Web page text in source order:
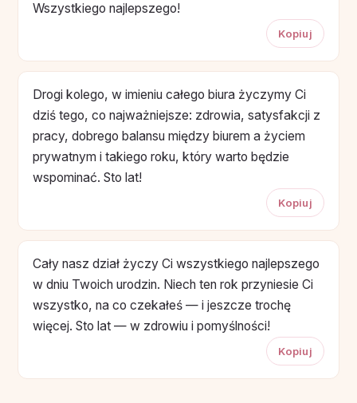
Wszystkiego najlepszego!
Kopiuj
Drogi kolego, w imieniu całego biura życzymy Ci
dziś tego, co najważniejsze: zdrowia, satysfakcji z
pracy, dobrego balansu między biurem a życiem
prywatnym i takiego roku, który warto będzie
wspominać. Sto lat!
Kopiuj
Cały nasz dział życzy Ci wszystkiego najlepszego
w dniu Twoich urodzin. Niech ten rok przyniesie Ci
wszystko, na co czekałeś — i jeszcze trochę
więcej. Sto lat — w zdrowiu i pomyślności!
Kopiuj